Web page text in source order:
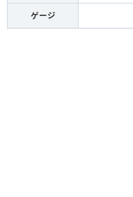
ゲージ